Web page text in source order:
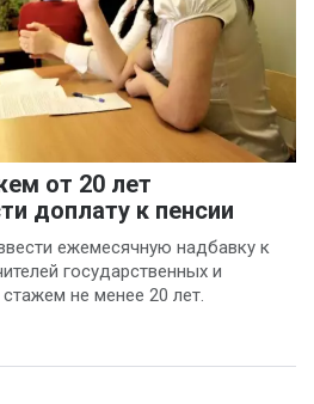
от 20 лет
доплату к пенсии
ежемесячную надбавку к
государственных и
не менее 20 лет.